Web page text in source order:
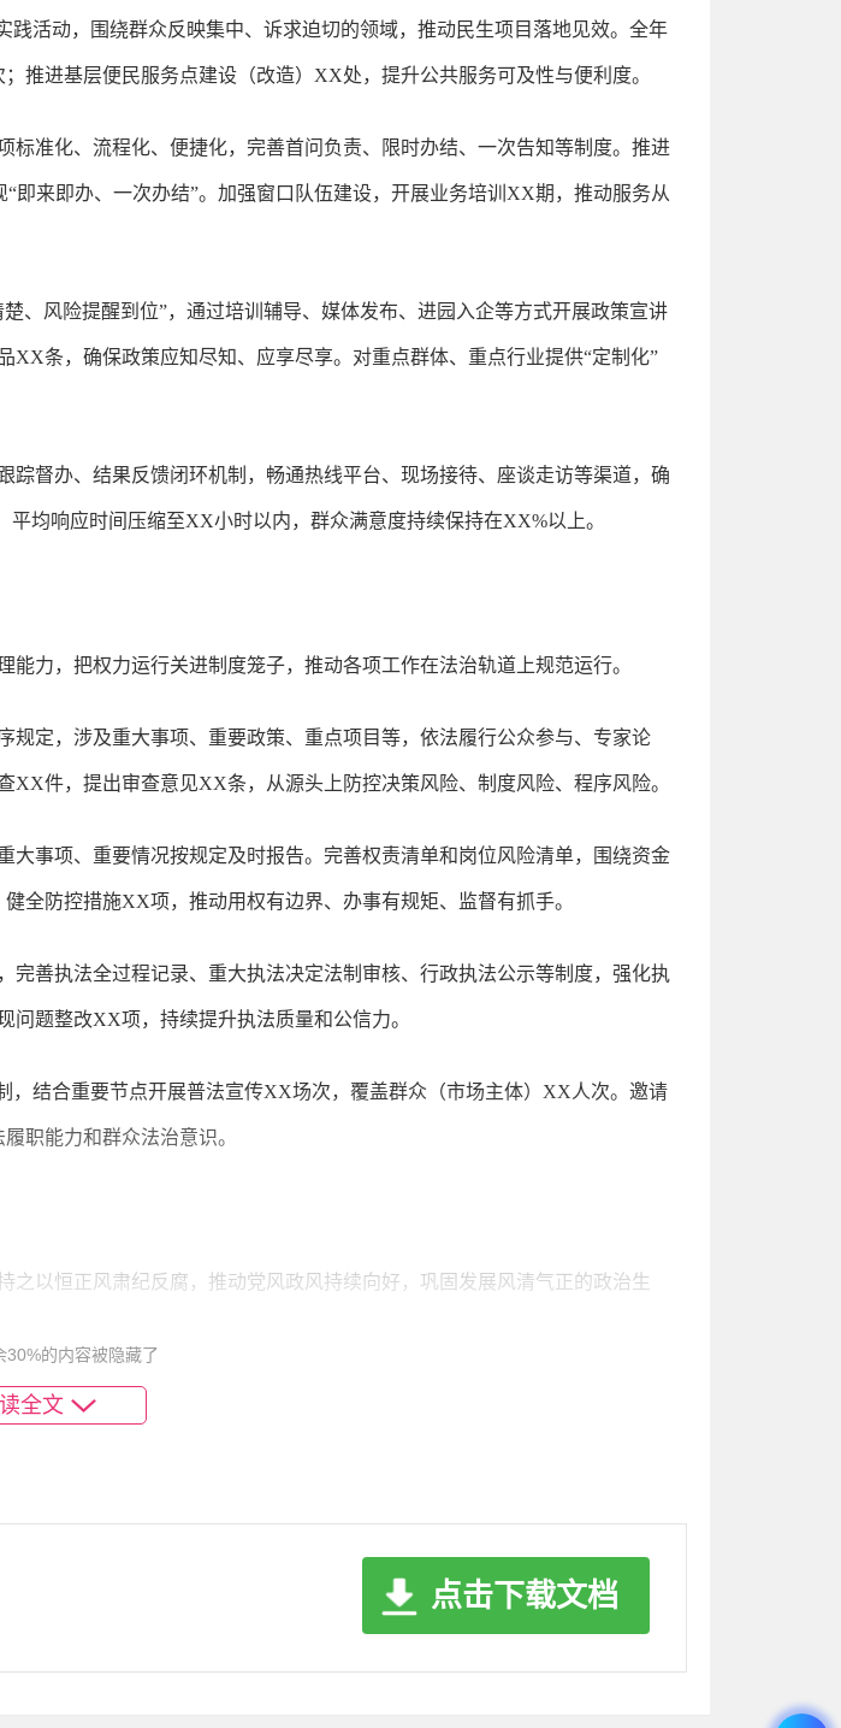
活动，围绕群众反映集中、诉求迫切的领域，推动民生项目落地见效。全年
进基层便民服务点建设（改造）XX处，提升公共服务可及性与便利度。
准化、流程化、便捷化，完善首问负责、限时办结、一次告知等制度。推进
即来即办、一次办结”。加强窗口队伍建设，开展业务培训XX期，推动服务从
、风险提醒到位”，通过培训辅导、媒体发布、进园入企等方式开展政策宣讲
条，确保政策应知尽知、应享尽享。对重点群体、重点行业提供“定制化”
督办、结果反馈闭环机制，畅通热线平台、现场接待、座谈走访等渠道，确
均响应时间压缩至XX小时以内，群众满意度持续保持在XX%以上。
力，把权力运行关进制度笼子，推动各项工作在法治轨道上规范运行。
定，涉及重大事项、重要政策、重点项目等，依法履行公众参与、专家论
件，提出审查意见XX条，从源头上防控决策风险、制度风险、程序风险。
事项、重要情况按规定及时报告。完善权责清单和岗位风险清单，围绕资金
全防控措施XX项，推动用权有边界、办事有规矩、监督有抓手。
善执法全过程记录、重大执法决定法制审核、行政执法公示等制度，强化执
题整改XX项，持续提升执法质量和公信力。
，结合重要节点开展普法宣传XX场次，覆盖群众（市场主体）XX人次。邀请
职能力和群众法治意识。
以恒正风肃纪反腐，推动党风政风持续向好，巩固发展风清气正的政治生
完善党委统一领导、班子齐抓共管、部门各负其责的工作格局。全年召开党
文件XX%，切实为基层减负松绑，让干部把更多精力用在抓落实、办实事
30%的内容被隐藏了
全文
点击下载文档